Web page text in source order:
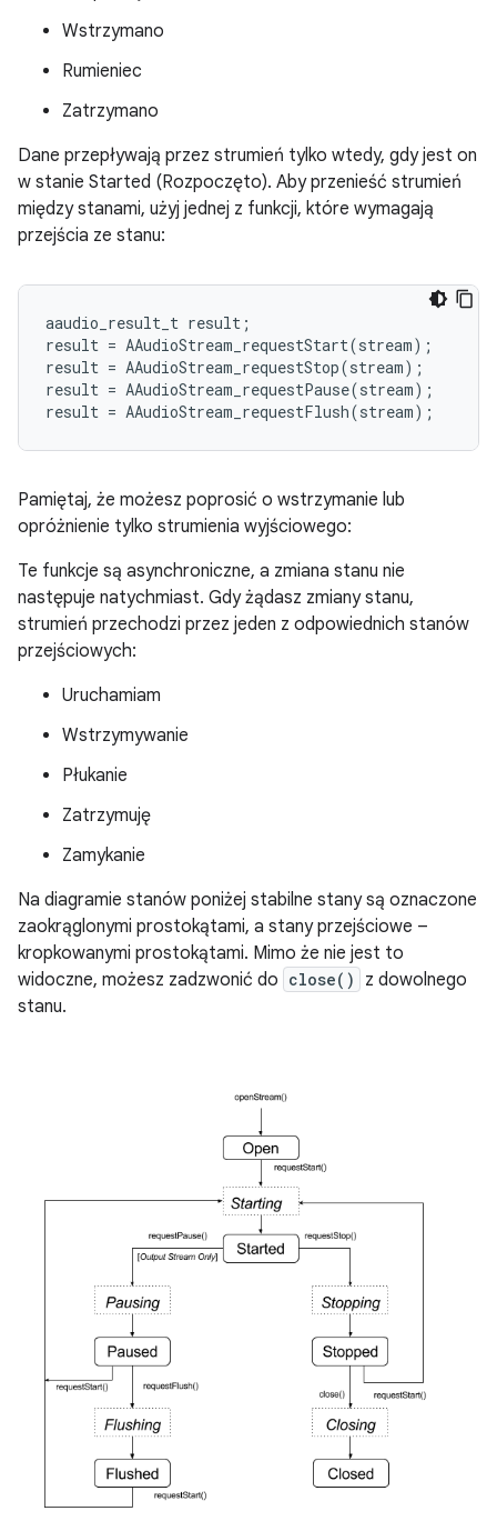
Wstrzymano
Rumieniec
Zatrzymano
Dane przepływają przez strumień tylko wtedy, gdy jest on
w stanie Started (Rozpoczęto). Aby przenieść strumień
między stanami, użyj jednej z funkcji, które wymagają
przejścia ze stanu:
aaudio_result_t result ;
result = AAudioStream_requestStart(stream);
result = AAudioStream_requestStop(stream);
result = AAudioStream_requestPause(stream);
result = AAudioStream_requestFlush(stream);
Pamiętaj, że możesz poprosić o wstrzymanie lub
opróżnienie tylko strumienia wyjściowego:
Te funkcje są asynchroniczne, a zmiana stanu nie
następuje natychmiast. Gdy żądasz zmiany stanu,
strumień przechodzi przez jeden z odpowiednich stanów
przejściowych:
Uruchamiam
Wstrzymywanie
Płukanie
Zatrzymuję
Zamykanie
Na diagramie stanów poniżej stabilne stany są oznaczone
zaokrąglonymi prostokątami, a stany przejściowe –
kropkowanymi prostokątami. Mimo że nie jest to
widoczne, możesz zadzwonić do close()
z dowolnego
stanu.